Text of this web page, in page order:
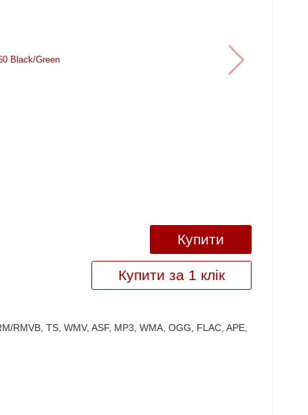
Купити
Купити за 1 клік
RMVB, TS, WMV, ASF, MP3, WMA, OGG, FLAC, APE,